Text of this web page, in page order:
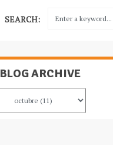
SEARCH:
BLOG ARCHIVE